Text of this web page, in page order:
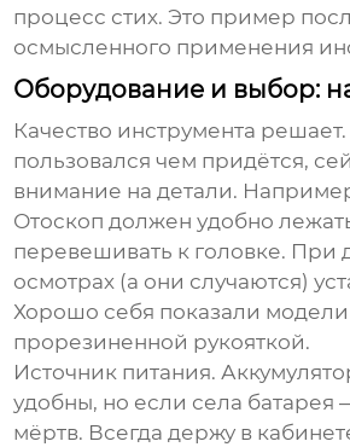
процесс стих. Это пример
осмысленного применения
Оборудование и выбор:
Качество инструмента
пользовался чем придётся,
внимание на детали.
Отоскоп должен удобно
перевешивать к головке. При
осмотрах (а они случаются)
Хорошо себя показали модели
прорезиненной рукояткой.
Источник питания.
удобны, но если села батарея
мёртв. Всегда держу в